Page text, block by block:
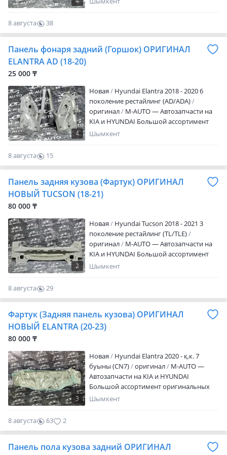
Отправляем в каждый уголок
Казахстана удобным для вас способом.
отвечаем тут пишите или звоните! Г.
Шымкент 2 точки продаж по адресам:
ТЦ "ТУЛПАР 2030" 4ряд 35 место M-AUTO
Улица: Салтанатты 9 (2ГИС)
8 августа
38
0
Панель фонаря задний (Горшок) ОРИГИНАЛ
ELANTRA AD (18-20)
25 000 ₸
4
Новая
Hyundai Elantra 2018 - 2020 6
поколение рестайлинг (AD/ADA)
оригинал
M-AUTO — Автозапчасти на
KIA и HYUNDAI Большой ассортимент
оригинальных запчастей! И
подвески и двигателя. Отправляем в
каждый уголок Казахстана удобным для
вас способом. Если не нашли в колесах
товаров. Если не отвечаем тут пишите
или звоните! Г. Шымкент 2 точки продаж
по адресам: ТЦ "ТУЛПАР 2030" 4ряд 35
место M-AUTO Улица: Салтанатты 9
(2ГИС)
Шымкент
8 августа
15
0
Панель задняя кузова (Фартук) ОРИГИНАЛ
НОВЫЙ TUCSON (18-21)
80 000 ₸
2
Новая
Hyundai Tucson 2018 - 2021 3
поколение рестайлинг (TL/TLE)
оригинал
M-AUTO — Автозапчасти на
KIA и HYUNDAI Большой ассортимент
оригинальных запчастей! И
подвески и двигателя. Отправляем в
каждый уголок Казахстана удобным для
вас способом. Если не нашли в колесах
товаров. Если не отвечаем тут пишите
или звоните! Г. Шымкент 2 точки продаж
по адресам: ТЦ "ТУЛПАР 2030" 4ряд 35
место M-AUTO Улица: Салтанатты 9
(2ГИС)
Шымкент
8 августа
29
0
Фартук (Задняя панель кузова) ОРИГИНАЛ
НОВЫЙ ELANTRA (20-23)
80 000 ₸
3
Новая
Hyundai Elantra 2020 - қ.к. 7
буыны (CN7)
оригинал
M-AUTO —
Автозапчасти на KIA и HYUNDAI
Большой ассортимент оригинальных
запчастей! И качественных дубликатов.
Отправляем в каждый уголок
Казахстана удобным для вас способом.
Шымкент
8 августа 63 2
Панель пола кузова задний ОРИГИНАЛ